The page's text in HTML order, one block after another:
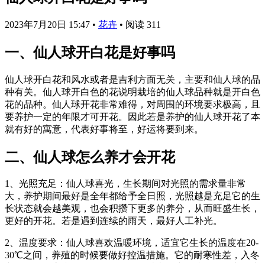
2023年7月20日 15:47 • 花卉 • 阅读 311
一、仙人球开白花是好事吗
仙人球开白花和风水或者是吉利方面无关，主要和仙人球的品
种有关。仙人球开白色的花说明栽培的仙人球品种就是开白色
花的品种。仙人球开花非常难得，对周围的环境要求极高，且
要养护一定的年限才可开花。因此若是养护的仙人球开花了本
就有好的寓意，代表好事将至，好运将要到来。
二、仙人球怎么养才会开花
1、光照充足：仙人球喜光，生长期间对光照的需求量非常
大，养护期间最好是全年都给予全日照，光照越是充足它的生
长状态就会越美观，也会积攒下更多的养分，从而旺盛生长，
更好的开花。若是遇到连续的雨天，最好人工补光。
2、温度要求：仙人球喜欢温暖环境，适宜它生长的温度在20-
30℃之间，养殖的时候要做好控温措施。它的耐寒性差，入冬